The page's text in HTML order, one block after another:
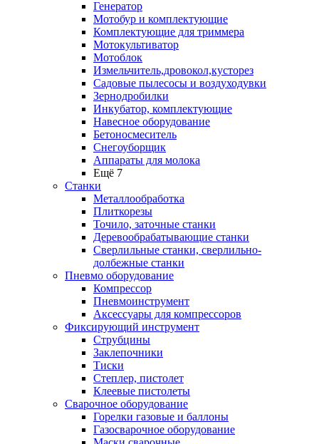
Генератор
Мотобур и комплектующие
Комплектующие для триммера
Мотокультиватор
Мотоблок
Измельчитель,дровокол,кусторез
Садовые пылесосы и воздуходувки
Зернодробилки
Инкубатор, комплектующие
Навесное оборудование
Бетоносмеситель
Снегоуборщик
Аппараты для молока
Ещё 7
Станки
Металлообработка
Плиткорезы
Точило, заточные станки
Деревообрабатывающие станки
Сверлильные станки, сверлильно-
долбежные станки
Пневмо оборудование
Компрессор
Пневмоинструмент
Аксессуары для компрессоров
Фиксирующий инструмент
Струбцины
Заклепочники
Тиски
Степлер, пистолет
Клеевые пистолеты
Сварочное оборудование
Горелки газовые и баллоны
Газосварочное оборудование